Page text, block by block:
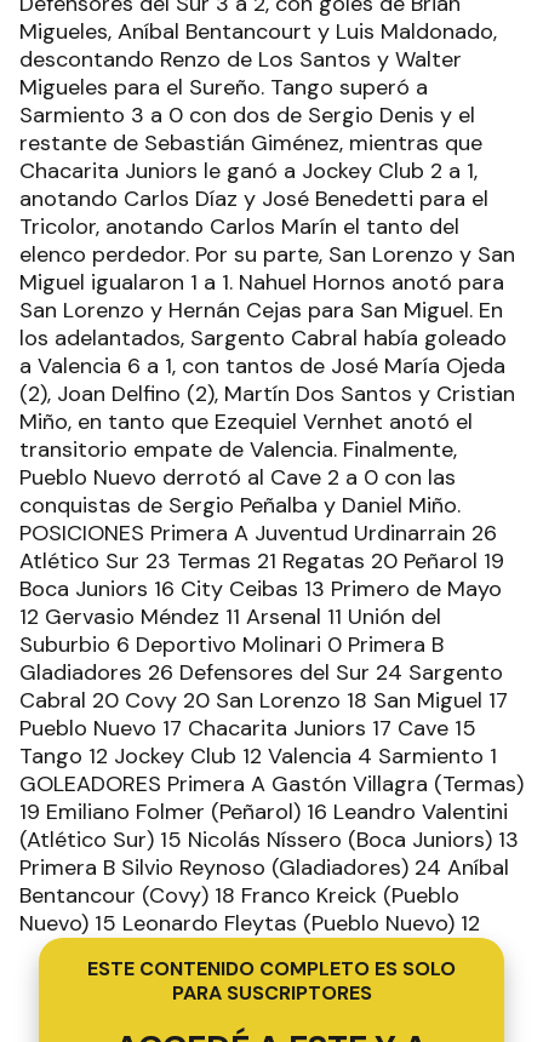
Migueles, Aníbal Bentancourt y Luis Maldonado,
descontando Renzo de Los Santos y Walter
Migueles para el Sureño. Tango superó a
Sarmiento 3 a 0 con dos de Sergio Denis y el
restante de Sebastián Giménez, mientras que
Chacarita Juniors le ganó a Jockey Club 2 a 1,
anotando Carlos Díaz y José Benedetti para el
Tricolor, anotando Carlos Marín el tanto del
elenco perdedor. Por su parte, San Lorenzo y San
Miguel igualaron 1 a 1. Nahuel Hornos anotó para
San Lorenzo y Hernán Cejas para San Miguel. En
los adelantados, Sargento Cabral había goleado
a Valencia 6 a 1, con tantos de José María Ojeda
(2), Joan Delfino (2), Martín Dos Santos y Cristian
Miño, en tanto que Ezequiel Vernhet anotó el
transitorio empate de Valencia. Finalmente,
Pueblo Nuevo derrotó al Cave 2 a 0 con las
conquistas de Sergio Peñalba y Daniel Miño.
POSICIONES Primera A Juventud Urdinarrain 26
Atlético Sur 23 Termas 21 Regatas 20 Peñarol 19
Boca Juniors 16 City Ceibas 13 Primero de Mayo
12 Gervasio Méndez 11 Arsenal 11 Unión del
Suburbio 6 Deportivo Molinari 0 Primera B
Gladiadores 26 Defensores del Sur 24 Sargento
Cabral 20 Covy 20 San Lorenzo 18 San Miguel 17
Pueblo Nuevo 17 Chacarita Juniors 17 Cave 15
Tango 12 Jockey Club 12 Valencia 4 Sarmiento 1
GOLEADORES Primera A Gastón Villagra (Termas)
19 Emiliano Folmer (Peñarol) 16 Leandro Valentini
(Atlético Sur) 15 Nicolás Níssero (Boca Juniors) 13
Primera B Silvio Reynoso (Gladiadores) 24 Aníbal
Bentancour (Covy) 18 Franco Kreick (Pueblo
Nuevo) 15 Leonardo Fleytas (Pueblo Nuevo) 12
ESTE CONTENIDO COMPLETO ES SOLO
PARA SUSCRIPTORES